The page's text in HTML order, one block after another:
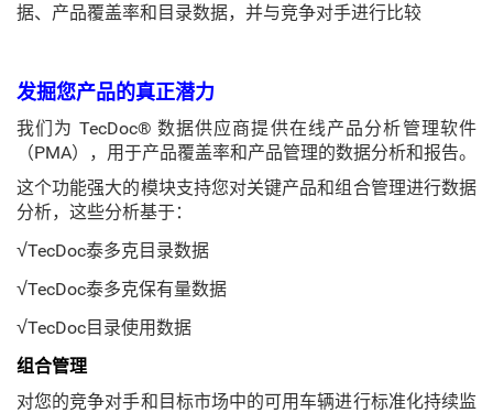
据、产品覆盖率和目录数据，并与竞争对手进行比较
发掘您产品的真正潜力
我们为 TecDoc® 数据供应商提供在线产品分析管理软件
（PMA），用于产品覆盖率和产品管理的数据分析和报告。
这个功能强大的模块支持您对关键产品和组合管理进行数据
分析，这些分析基于：
√TecDoc泰多克目录数据
√TecDoc泰多克保有量数据
√TecDoc目录使用数据
组合管理
对您的竞争对手和目标市场中的可用车辆进行标准化持续监